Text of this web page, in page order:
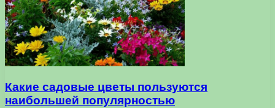
Какие садовые цветы пользуются
наибольшей популярностью